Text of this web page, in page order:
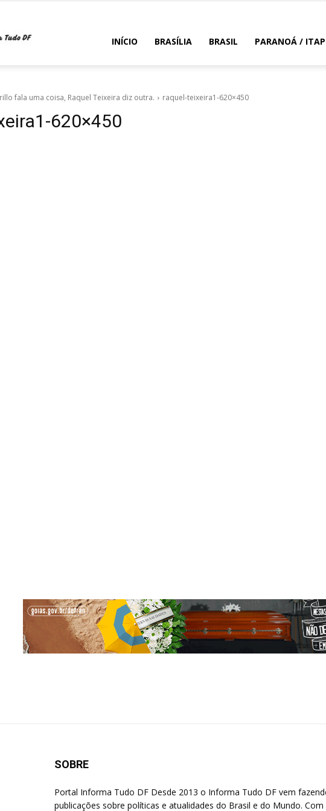
Informa
Tudo
INÍCIO BRASÍLIA BRASIL PARANOÁ /
fala uma coisa, Raquel Teixeira diz outra. raquel-teixeira1-620×450
620×450
SOBRE
Portal Informa Tudo DF Desde 2013 o Informa Tudo DF vem
publicações sobre políticas e atualidades do Brasil e do Mundo.